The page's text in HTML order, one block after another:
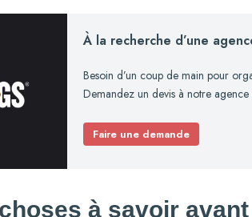
À la recherche d’une
Besoin d’un coup de main pour
Demandez un devis à notre
Faire une demande
à savoir